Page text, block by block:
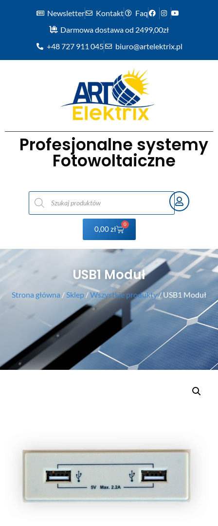
Newsletter Kontakt
Faq
Darmowa dostawa od 2499,00zł
+48 727 911 045
biuro@artelektrix.pl
Profesjonalne systemy
Fotowoltaiczne
0,00zł
0
USB1 Moduł
Strona główna / Sklep /Wszystkie produkty/ USB1 Moduł